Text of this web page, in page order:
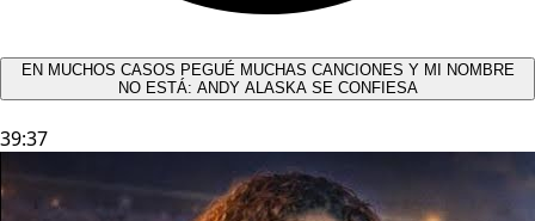
EN MUCHOS CASOS PEGUÉ MUCHAS CANCIONES Y MI NOMBRE
NO ESTÁ: ANDY ALASKA SE CONFIESA​
39:37